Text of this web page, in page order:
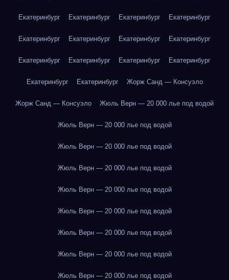
Екатеринбург Екатеринбург Екатеринбург Екатеринбург
Екатеринбург Екатеринбург Екатеринбург Екатеринбург
Екатеринбург Екатеринбург Екатеринбург Екатеринбург
Екатеринбург Екатеринбург Жорж Санд — Консуэло
Жорж Санд — Консуэло Жюль Верн — 20 000 лье под водой
Жюль Верн — 20 000 лье под водой
Жюль Верн — 20 000 лье под водой
Жюль Верн — 20 000 лье под водой
Жюль Верн — 20 000 лье под водой
Жюль Верн — 20 000 лье под водой
Жюль Верн — 20 000 лье под водой
Жюль Верн — 20 000 лье под водой
Жюль Верн — 20 000 лье под водой